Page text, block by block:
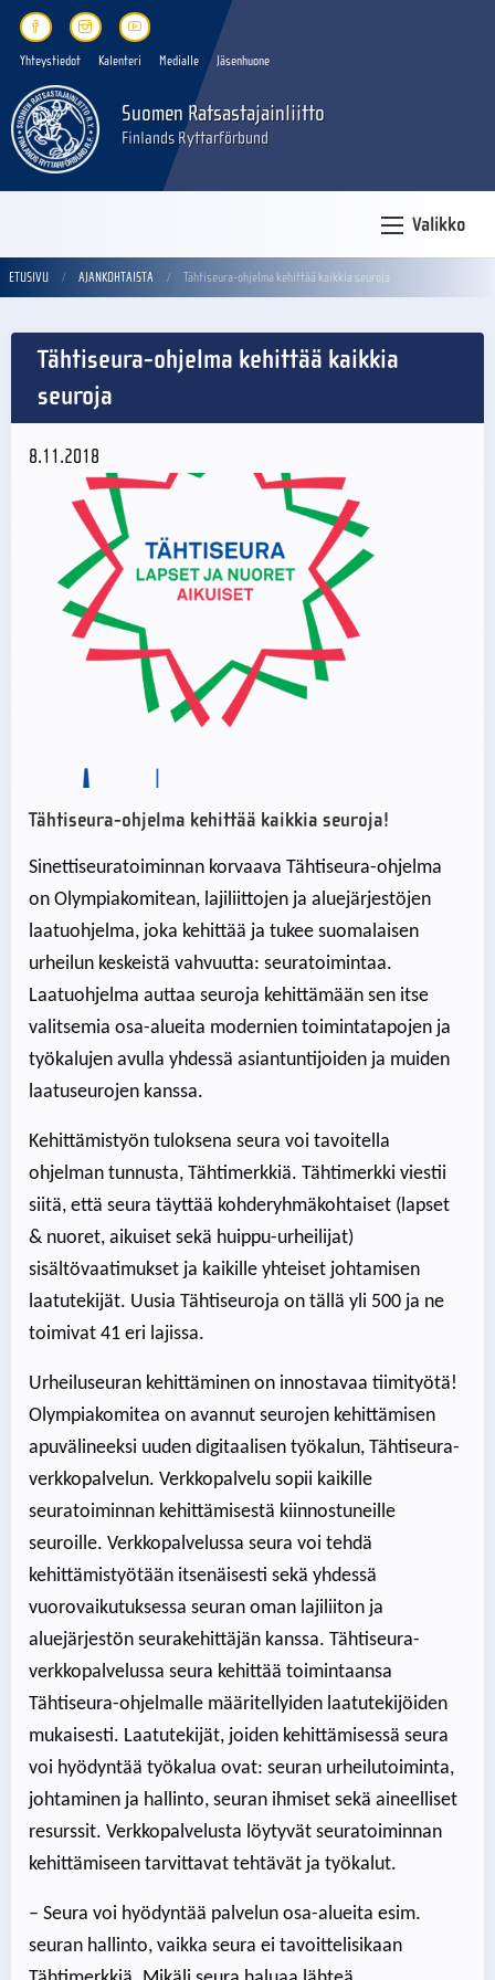
Yhteystiedot Kalenteri Medialle Jäsenhuone
Suomen Ratsastajainliitto
Finlands Ryttarförbund
Valikko
ETUSIVU AJANKOHTAISTA Tähtiseura-ohjelma kehittää kaikkia seuroja
Tähtiseura-ohjelma kehittää kaikkia
seuroja
8.11.2018
Tähtiseura-ohjelma kehittää kaikkia seuroja!
Sinettiseuratoiminnan korvaava Tähtiseura-ohjelma
on Olympiakomitean, lajiliittojen ja aluejärjestöjen
laatuohjelma, joka kehittää ja tukee suomalaisen
urheilun keskeistä vahvuutta: seuratoimintaa.
Laatuohjelma auttaa seuroja kehittämään sen itse
valitsemia osa-alueita modernien toimintatapojen ja
työkalujen avulla yhdessä asiantuntijoiden ja muiden
laatuseurojen kanssa.
Kehittämistyön tuloksena seura voi tavoitella
ohjelman tunnusta, Tähtimerkkiä. Tähtimerkki viestii
siitä, että seura täyttää kohderyhmäkohtaiset (lapset
& nuoret, aikuiset sekä huippu-urheilijat)
sisältövaatimukset ja kaikille yhteiset johtamisen
laatutekijät. Uusia Tähtiseuroja on tällä yli 500 ja ne
toimivat 41 eri lajissa.
Urheiluseuran kehittäminen on innostavaa tiimityötä!
Olympiakomitea on avannut seurojen kehittämisen
apuvälineeksi uuden digitaalisen työkalun, Tähtiseura-
verkkopalvelun. Verkkopalvelu sopii kaikille
seuratoiminnan kehittämisestä kiinnostuneille
seuroille. Verkkopalvelussa seura voi tehdä
kehittämistyötään itsenäisesti sekä yhdessä
vuorovaikutuksessa seuran oman lajiliiton ja
aluejärjestön seurakehittäjän kanssa. Tähtiseura-
verkkopalvelussa seura kehittää toimintaansa
Tähtiseura-ohjelmalle määritellyiden laatutekijöiden
mukaisesti. Laatutekijät, joiden kehittämisessä seura
voi hyödyntää työkalua ovat: seuran urheilutoiminta,
johtaminen ja hallinto, seuran ihmiset sekä aineelliset
resurssit. Verkkopalvelusta löytyvät seuratoiminnan
kehittämiseen tarvittavat tehtävät ja työkalut.
– Seura voi hyödyntää palvelun osa-alueita esim.
seuran hallinto, vaikka seura ei tavoittelisikaan